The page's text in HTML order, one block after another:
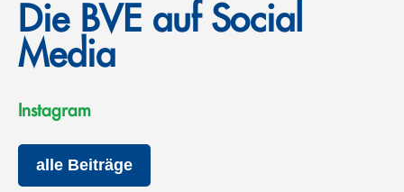
Die BVE auf Social
Media
Instagram
alle Beiträge